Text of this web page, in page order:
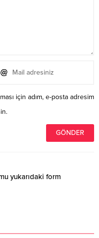
için adım, e-posta adresim
yukarıdaki form